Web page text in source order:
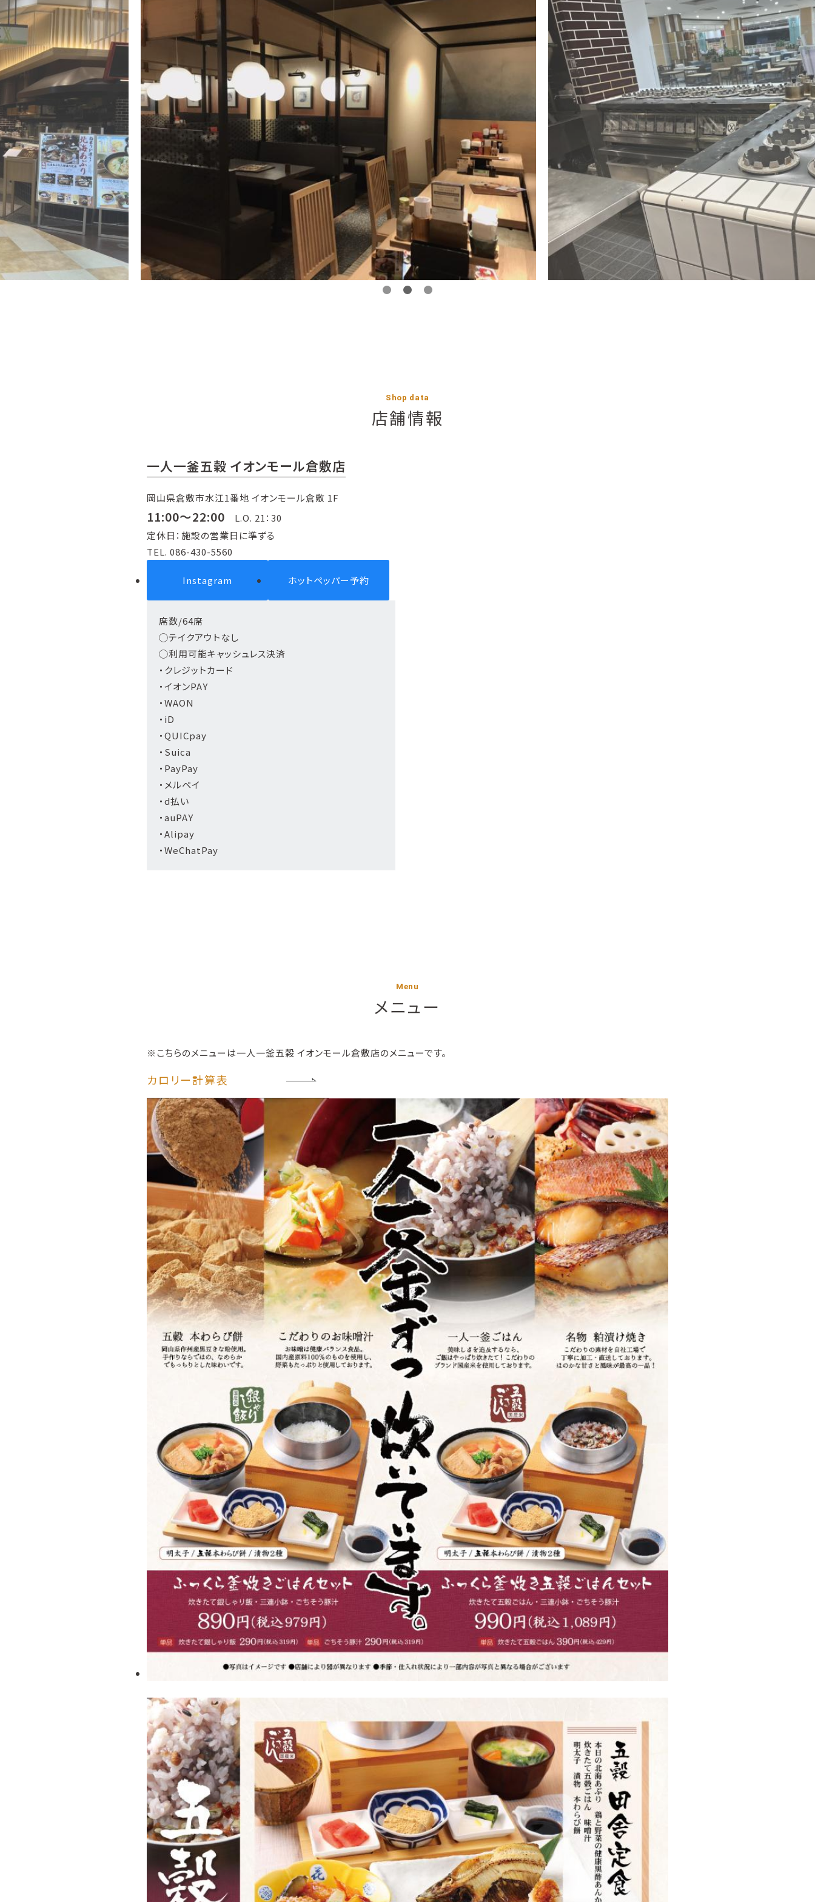
Shop data
店舗情報
一人一釜五穀 イオンモール倉敷店
岡山県倉敷市水江1番地 イオンモール倉敷 1F
11:00～22:00 L.O. 21：30
定休日：施設の営業日に準ずる
TEL. 086-430-5560
Instagram ホットペッパー予約
席数/64席
◯テイクアウトなし
◯利用可能キャッシュレス決済
・クレジットカード
・イオンPAY
・WAON
・iD
・QUICpay
・Suica
・PayPay
・メルペイ
・d払い
・auPAY
・Alipay
・WeChatPay
Menu
メニュー
※こちらのメニューは一人一釜五穀 イオンモール倉敷店のメニューです。
カロリー計算表